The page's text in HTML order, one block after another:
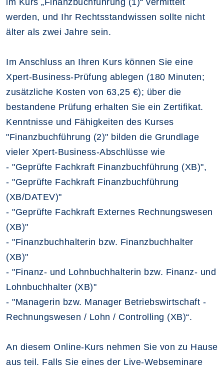
werden, und Ihr Rechtsstandwissen sollte nicht
älter als zwei Jahre sein.
Im Anschluss an Ihren Kurs können Sie eine
Xpert-Business-Prüfung ablegen (180 Minuten;
zusätzliche Kosten von 63,25 €); über die
bestandene Prüfung erhalten Sie ein Zertifikat.
Kenntnisse und Fähigkeiten des Kurses
"Finanzbuchführung (2)" bilden die Grundlage
vieler Xpert-Business-Abschlüsse wie
- "Geprüfte Fachkraft Finanzbuchführung (XB)",
- "Geprüfte Fachkraft Finanzbuchführung
(XB/DATEV)"
- "Geprüfte Fachkraft Externes Rechnungswesen
(XB)"
- "Finanzbuchhalterin bzw. Finanzbuchhalter
(XB)"
- "Finanz- und Lohnbuchhalterin bzw. Finanz- und
Lohnbuchhalter (XB)"
- "Managerin bzw. Manager Betriebswirtschaft -
Rechnungswesen / Lohn / Controlling (XB)“.
An diesem Online-Kurs nehmen Sie von zu Hause
aus teil. Falls Sie eines der Live-Webseminare